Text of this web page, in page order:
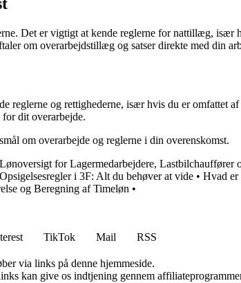
Det er vigtigt at kende reglerne for nattillæg, især
om overarbejdstillæg og satser direkte med din
reglerne og rettighederne, især hvis du er omfattet
dit overarbejde.
om overarbejde og reglerne i din overenskomst.
Lønoversigt for Lagermedarbejdere, Lastbilchauffører
Opsigelsesregler i 3F: Alt du behøver at vide • Hvad er
og Beregning af Timeløn •
TikTok Mail
RSS
via links på denne hjemmeside.
kan give os indtjening gennem